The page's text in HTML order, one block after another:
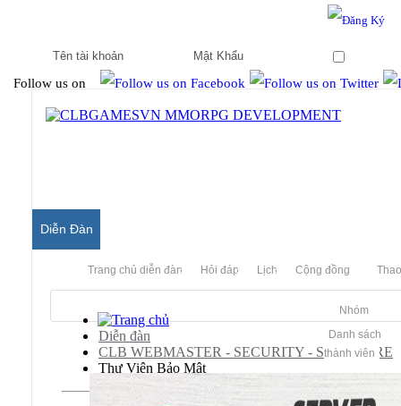
Follow us on
Diễn Đàn
Trang chủ diễn đàn Hỏi đáp Lịch Cộng đồng
Nhóm
Danh sách
thành viên
Diễn đàn
CLB WEBMASTER - SECURITY - SOFTWARE
Thư Viện Bảo Mật